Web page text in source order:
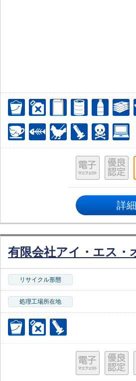
詳
有限会社アイ・エス・
リサイクル形態
処理工場所在地